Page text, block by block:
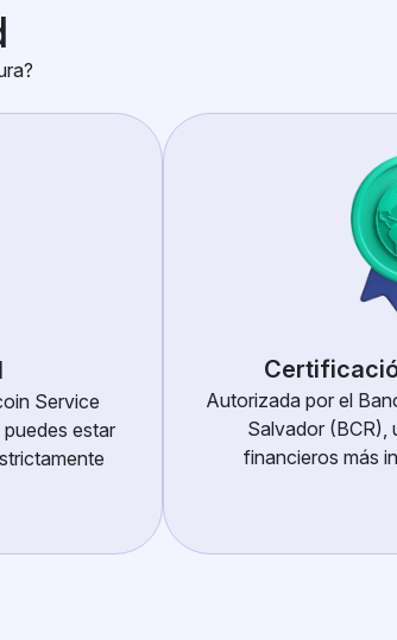
Service
estar
Autorizada por el
Salvador (BCR),
financieros más